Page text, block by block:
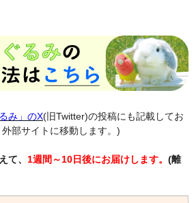
み」のX(旧Twitter)の投稿にも記載してお
部サイトに移動します。)
て、 1週間～10日後にお届けします。 (離